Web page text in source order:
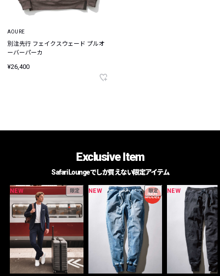
AOURE
別注先行 フェイクスウェード プルオ
ーバーパーカ
¥26,400
Exclusive Item
Safari Loungeでしか買えない限定アイテム
NEW 限定 NEW 限定 NEW